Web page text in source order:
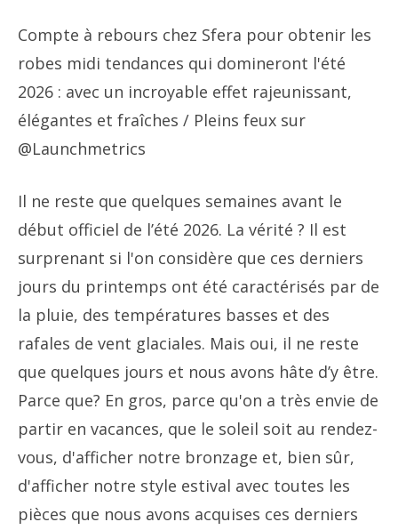
Compte à rebours chez Sfera pour obtenir les
robes midi tendances qui domineront l'été
2026 : avec un incroyable effet rajeunissant,
élégantes et fraîches / Pleins feux sur
@Launchmetrics
Il ne reste que quelques semaines avant le
début officiel de l’été 2026. La vérité ? Il est
surprenant si l'on considère que ces derniers
jours du printemps ont été caractérisés par de
la pluie, des températures basses et des
rafales de vent glaciales. Mais oui, il ne reste
que quelques jours et nous avons hâte d’y être.
Parce que? En gros, parce qu'on a très envie de
partir en vacances, que le soleil soit au rendez-
vous, d'afficher notre bronzage et, bien sûr,
d'afficher notre style estival avec toutes les
pièces que nous avons acquises ces derniers